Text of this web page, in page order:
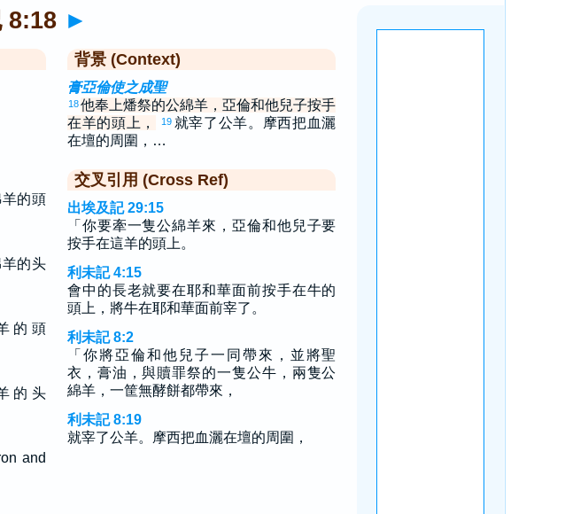
8:18 ►
的頭
的头
的 頭
的 头
and
背景 (Context)
膏亞倫使之成聖
18他奉上燔祭的公綿羊，亞倫和他兒子按手
在羊的頭上，
19 就宰了公羊。摩西把血灑
在壇的周圍，…
交叉引用 (Cross Ref)
出埃及記 29:15
「你要牽一隻公綿羊來，亞倫和他兒子要
按手在這羊的頭上。
利未記 4:15
會中的長老就要在耶和華面前按手在牛的
頭上，將牛在耶和華面前宰了。
利未記 8:2
「你將亞倫和他兒子一同帶來，並將聖
衣，膏油，與贖罪祭的一隻公牛，兩隻公
綿羊，一筐無酵餅都帶來，
利未記 8:19
就宰了公羊。摩西把血灑在壇的周圍，